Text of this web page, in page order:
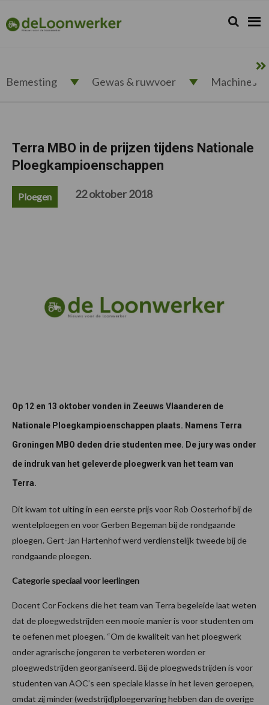
de
hoofdnavigatie
de
hoofd
de
eerste
de
voettekst
deloonwerker.nl Zoeken...
Zoek
Bemesting Gewas & ruwvoer Machines
Terra MBO in de prijzen tijdens Nationale
Ploegkampioenschappen
Ploegen 22 oktober 2018
Op 12 en 13 oktober vonden in Zeeuws Vlaanderen de
Nationale Ploegkampioenschappen plaats. Namens Terra
Groningen MBO deden drie studenten mee. De jury was onder
de indruk van het geleverde ploegwerk van het team van
Terra.
Dit kwam tot uiting in een eerste prijs voor Rob Oosterhof bij de
wentelploegen en voor Gerben Begeman bij de rondgaande
ploegen. Gert-Jan Hartenhof werd verdienstelijk tweede bij de
rondgaande ploegen.
Categorie speciaal voor leerlingen
Docent Cor Fockens die het team van Terra begeleide laat weten
dat de ploegwedstrijden een mooie manier is voor studenten om
te oefenen met ploegen. “Om de kwaliteit van het ploegwerk
onder agrarische jongeren te verbeteren worden er
ploegwedstrijden georganiseerd. Bij de ploegwedstrijden is voor
studenten van AOC’s een speciale klasse in het leven geroepen,
omdat zij minder (wedstrijd)ploegervaring hebben dan de overige